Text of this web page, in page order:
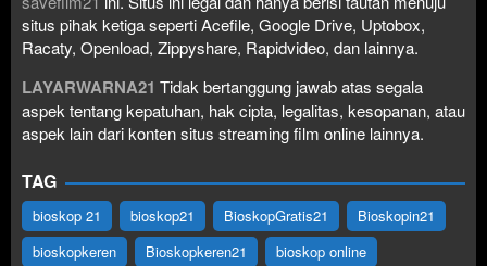
situs pihak ketiga seperti Acefile, Google Drive, Uptobox,
Racaty, Openload, Zippyshare, Rapidvideo, dan lainnya.
LAYARWARNA21 Tidak bertanggung jawab atas segala
aspek tentang kepatuhan, hak cipta, legalitas, kesopanan, atau
aspek lain dari konten situs streaming film online lainnya.
TAG
bioskop 21 bioskop21 BioskopGratis21
Bioskopin21
bioskopkeren
Bioskopkeren21 bioskop online